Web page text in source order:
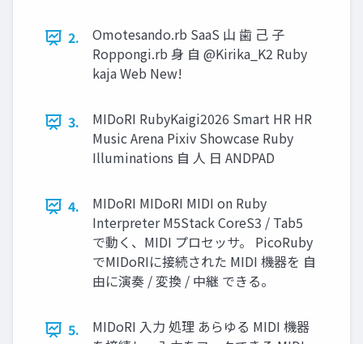
2.
Omotesando.rb SaaS 山 歯 己 子
Roppongi.rb 身 自 @Kirika_K2 Ruby
kaja Web New!
3.
MIDoRI RubyKaigi2026 Smart HR HR
Music Arena Pixiv Showcase Ruby
Illuminations 自 人 日 ANDPAD
4.
MIDoRI MIDoRI MIDI on Ruby
Interpreter M5Stack CoreS3 / Tab5
で動く、MIDI プロセッサ。 PicoRuby
でMIDoRIに接続された MIDI 機器を 自
由に演奏 / 変換 / 中継 できる。
5.
MIDoRI 入力 処理 あらゆる MIDI 機器